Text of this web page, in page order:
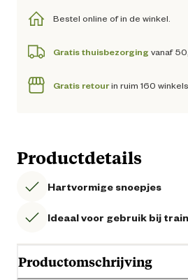
Bestel online of in de winkel.
Gratis thuisbezorging vanaf
Gratis retourin ruim 160 winkels
Productdetails
Hartvormige snoepjes
Ideaal voor gebruik bij
Productomschrijving